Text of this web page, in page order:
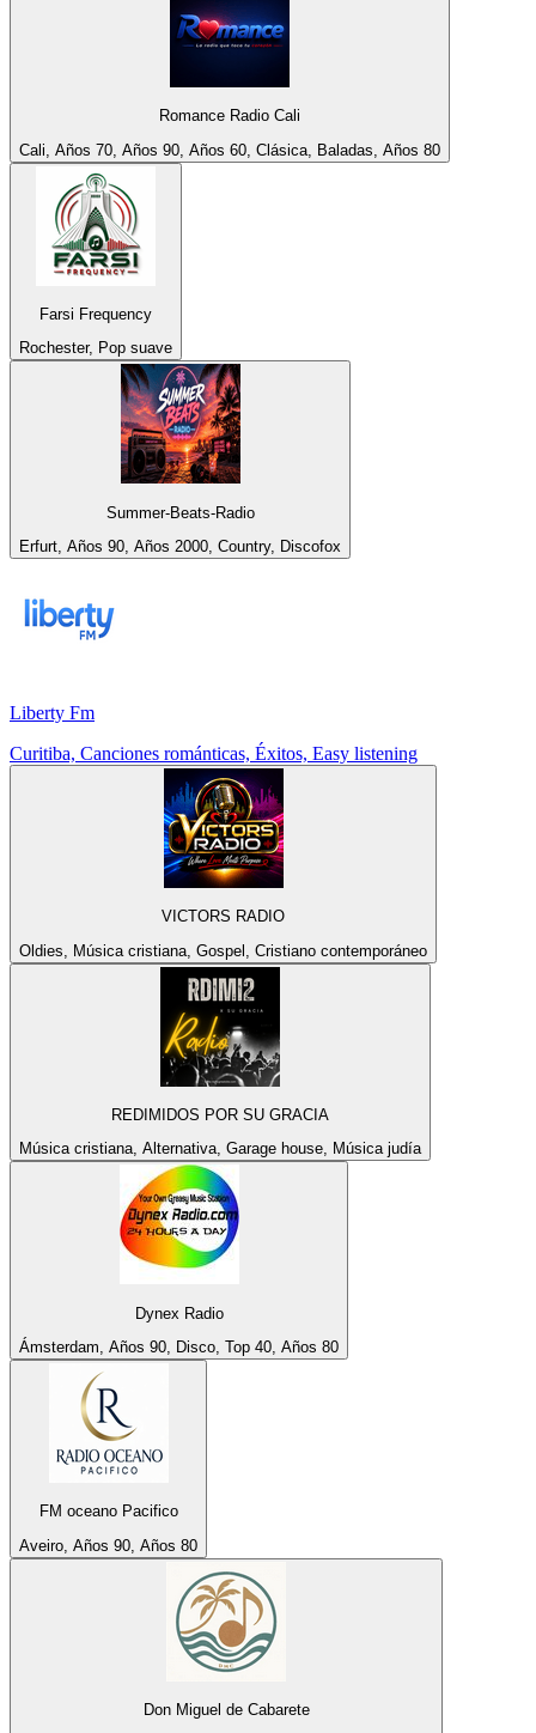
Romance Radio Cali
Cali, Años 70, Años 90, Años 60, Clásica, Baladas, Años 80
Farsi Frequency
Rochester, Pop suave
Summer-Beats-Radio
Erfurt, Años 90, Años 2000, Country, Discofox
Liberty Fm
Curitiba, Canciones románticas, Éxitos, Easy listening
VICTORS RADIO
Oldies, Música cristiana, Gospel, Cristiano contemporáneo
REDIMIDOS POR SU GRACIA
Música cristiana, Alternativa, Garage house, Música judía
Dynex Radio
Ámsterdam, Años 90, Disco, Top 40, Años 80
FM oceano Pacifico
Aveiro, Años 90, Años 80
Don Miguel de Cabarete